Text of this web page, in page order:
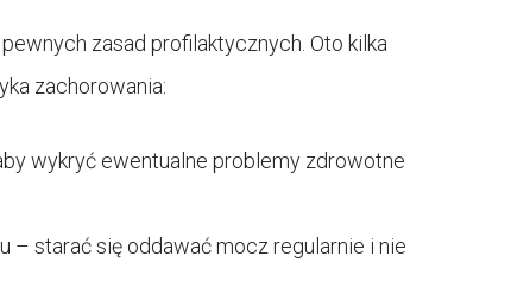
zasad profilaktycznych. Oto kilka
zachorowania:
wykryć ewentualne problemy zdrowotne
– starać się oddawać mocz regularnie i nie